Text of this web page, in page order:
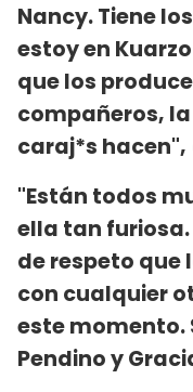
Nancy. Tiene
estoy en
que los
compañeros,
caraj*s hacen",
"Están todos
ella tan
de respeto que
con cualquier
este momento.
Pendino y